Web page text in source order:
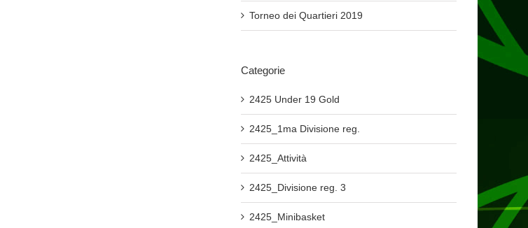
Torneo dei Quartieri 2019
Categorie
2425 Under 19 Gold
2425_1ma Divisione reg.
2425_Attività
2425_Divisione reg. 3
2425_Minibasket